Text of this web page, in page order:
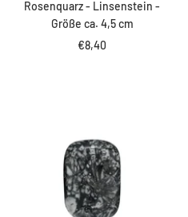
Rosenquarz - Linsenstein -
Größe ca. 4,5 cm
Angebotspreis
€8,40